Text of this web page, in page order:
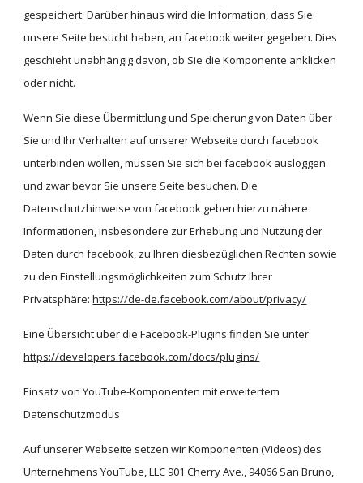
gespeichert. Darüber hinaus wird die Information, dass Sie
unsere Seite besucht haben, an facebook weiter gegeben. Dies
geschieht unabhängig davon, ob Sie die Komponente anklicken
oder nicht.
Wenn Sie diese Übermittlung und Speicherung von Daten über
Sie und Ihr Verhalten auf unserer Webseite durch facebook
unterbinden wollen, müssen Sie sich bei facebook ausloggen
und zwar bevor Sie unsere Seite besuchen. Die
Datenschutzhinweise von facebook geben hierzu nähere
Informationen, insbesondere zur Erhebung und Nutzung der
Daten durch facebook, zu Ihren diesbezüglichen Rechten sowie
zu den Einstellungsmöglichkeiten zum Schutz Ihrer
Privatsphäre: https://de-de.facebook.com/about/privacy/
Eine Übersicht über die Facebook-Plugins finden Sie unter
https://developers.facebook.com/docs/plugins/
Einsatz von YouTube-Komponenten mit erweitertem
Datenschutzmodus
Auf unserer Webseite setzen wir Komponenten (Videos) des
Unternehmens YouTube, LLC 901 Cherry Ave., 94066 San Bruno,